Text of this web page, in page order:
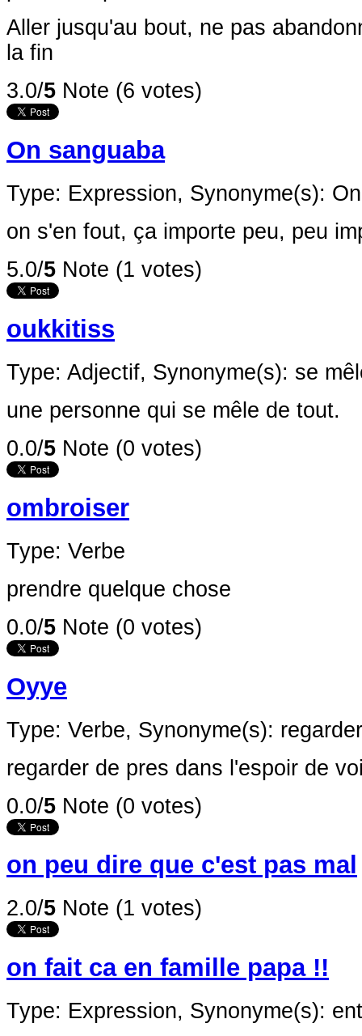
Aller jusqu'au bout, ne pas
la fin
3.0/5 Note (6 votes)
On sanguaba
Type: Expression, Synonyme(s):
on s'en fout, ça importe peu, peu
5.0/5 Note (1 votes)
oukkitiss
Type: Adjectif, Synonyme(s): se
une personne qui se mêle de tout.
0.0/5 Note (0 votes)
ombroiser
Type: Verbe
prendre quelque chose
0.0/5 Note (0 votes)
Oyye
Type: Verbe, Synonyme(s): regarder
regarder de pres dans l'espoir de
0.0/5 Note (0 votes)
on peu dire que c'est pas mal
2.0/5 Note (1 votes)
on fait ca en famille papa !!
Type: Expression, Synonyme(s):